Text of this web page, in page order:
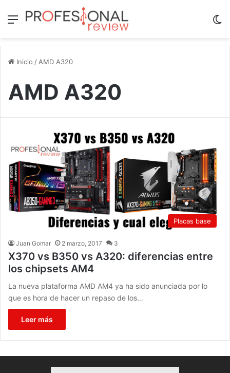
Menú
Inicio /AMD A320
AMD A320
Placas base
Juan Gomar 2 marzo, 2017 3
X370 vs B350 vs A320: diferencias entre
los chipsets AM4
La nueva plataforma AMD AM4 ya ha sido anunciada por lo
que es hora de hacer un repaso de los…
Leer más